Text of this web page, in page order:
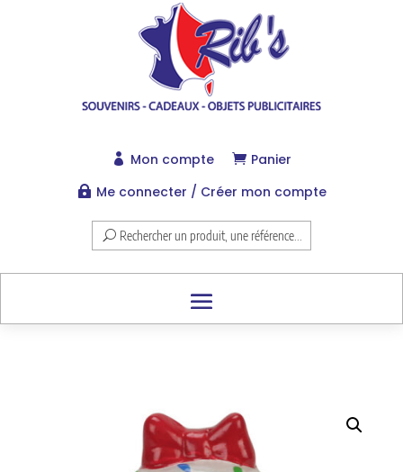
 Mon compte  Panier
 Me connecter / Créer mon compte
Rechercher un produit, une référence...